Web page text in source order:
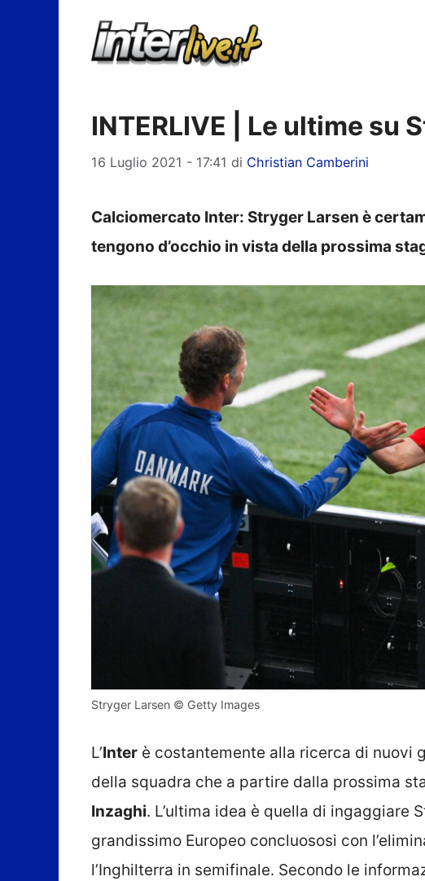
INTERLIVE | Le ultime su
16 Luglio 2021 - 17:41 di Christian Camberini
Calciomercato Inter: Stryger Larsen è
tengono d’occhio in vista della prossima
Stryger Larsen © Getty Images
L’Inter è costantemente alla ricerca di nuovi
della squadra che a partire dalla prossima
Inzaghi. L’ultima idea è quella di ingaggiare
grandissimo Europeo concluososi con
l’Inghilterra in semifinale. Secondo le